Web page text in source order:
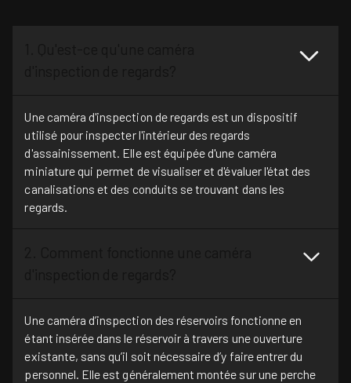
Une caméra d'inspection de regards est un dispositif
utilisé pour inspecter l'intérieur des regards
d'assainissement. Elle est équipée d'une caméra
miniature qui permet de visualiser et d'évaluer l'état des
canalisations et des conduits se trouvant dans les
regards.
Une caméra d’inspection des réservoirs fonctionne en
étant insérée dans le réservoir à travers une ouverture
existante, sans qu’il soit nécessaire d’y faire entrer du
personnel. Elle est généralement montée sur une perche